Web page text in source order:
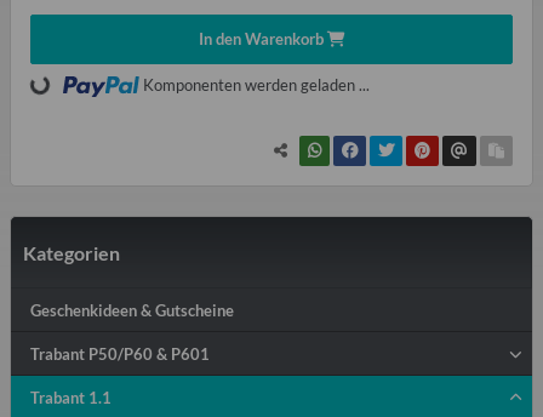
In den Warenkorb
Loading... Komponenten werden geladen ...
Kategorien
Geschenkideen & Gutscheine
Trabant P50/P60 & P601
Trabant 1.1